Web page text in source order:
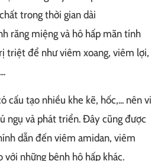
trong thời gian dài
răng miệng và hô hấp mãn tính
triệt để như viêm xoang, viêm lợi,
cấu tạo nhiều khe kẽ, hốc,... nên vi
ngụ và phát triển. Đây cũng được
dẫn đến viêm amidan, viêm
với những bệnh hô hấp khác.